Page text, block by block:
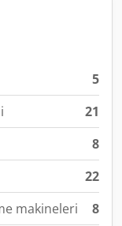
5
21
8
22
makineleri
8